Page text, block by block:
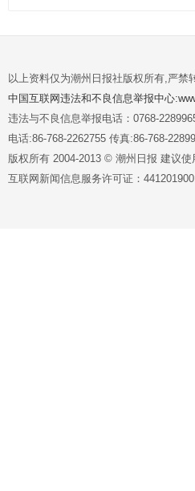
以上资料仅为潮州日报社版权所有,严
中国互联网违法和不良信息举报中心
违法与不良信息举报电话：0768-
电话:86-768-2262755 传真:86-768-
版权所有 2004-2013 © 潮州日报 建议
互联网新闻信息服务许可证：